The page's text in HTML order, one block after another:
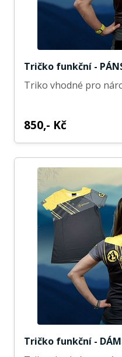
Tričko funkční -
Triko vhodné pro
850,- Kč
Tričko funkční -